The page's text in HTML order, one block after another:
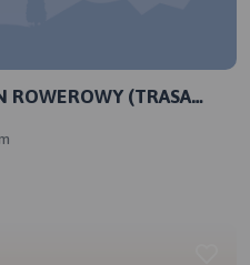
ROWEROWY (TRASA